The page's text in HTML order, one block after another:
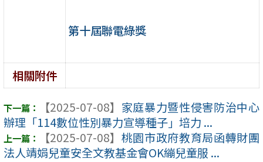
第十屆聯電綠獎
相關附件
【2025-07-08】 家庭暴力暨性侵害防治中心
辦理「114數位性別暴力宣導種子」培力 ...
【2025-07-08】 桃園市政府教育局函轉財團
法人靖娟兒童安全文教基金會OK繃兒童服 ...